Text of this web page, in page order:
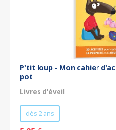
P'tit loup - Mon cahier
pot
Livres d'éveil
dès 2 ans